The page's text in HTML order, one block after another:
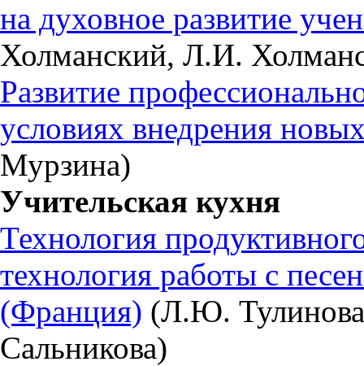
на духовное развитие
Холманский, Л.И.
Развитие
условиях внедрения
Мурзина)
Учительская кухня
Технология
технология работы с
(Франция) (Л.Ю.
Сальникова)